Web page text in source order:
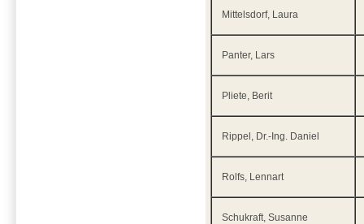
Mittelsdorf, Laura
Panter, Lars
Pliete, Berit
Rippel, Dr.-Ing. Daniel
Rolfs, Lennart
Schukraft, Susanne